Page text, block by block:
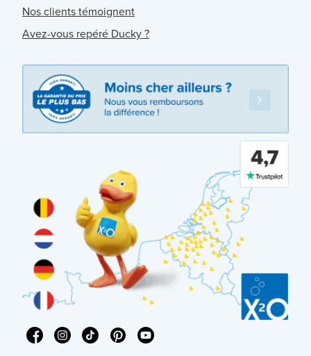
Nos clients témoignent
Avez-vous repéré Ducky ?